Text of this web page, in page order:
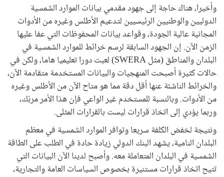
وأخيرا، هناك حاجة إلى جهود مقدمي بيانات الموارد الشمسية
الدوليين والوطنيين الرئيسيين لتدعيم الأطلس وغيره من الأدوات
المجانية عالية الجودة، وقواعد بيانات المحفوظات التي عفا عليها
الزمن الآن. إن الجهود السابقة لرسم خرائط للموارد الشمسية في
البلدان والمناطق (مثل SWERA) لعبت دورا تعليميا هاما، ولكن في
حالات كثيرة أصبحت المنهجيات والبيانات المستخدمة متقادمة الآن،
والخرائط الناشئة عنها أقل دقة مما هو متاح الآن من الأطلس وغيره
من الأدوات. وبالنسبة للمستخدم غير الواعي فإن هذا الأمر مربّك،
وربما يؤدي إلى اتخاذ قرارات ليست بالقرارات المثلى.
ونتيجة لخفض الكلفة سريعا وتوافر الموارد الشمسية في معظم
البلدان النامية، يشهد البنك الدولي زيادة حادة في الطلب على الطاقة
الشمسية في البلدان المتعاملة معه. وأصبح لدينا الآن البيانات التي
تتيح اتخاذ قرارات مستنيرة بخصوص السياسات العامة والتجارية،